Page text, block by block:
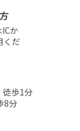
か
くだ
歩1分
8分